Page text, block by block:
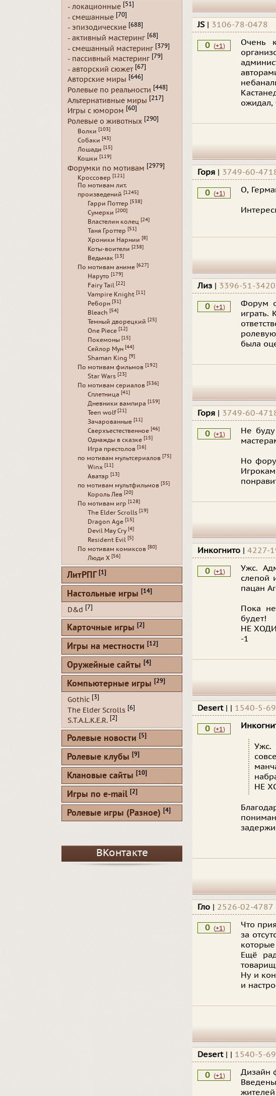
JS | 3106-78-0478
0 (+1)
Очень
ожидал,
Горя | 3749-60-
0 (+1) О,
Лиз | 3396-51-3420
0 (+1)
Форум
играть.
была
Горя | 3749-60-
0 (+1)
Не
Но
Инкогнито | 4227-
0 (+1)
Ужс.
слепой
пацан
Пока
будет!
НЕ
-1
Desert | | 1540-5-
0 (+1)
Ужс.
НЕ
Гло | 2526-02-4787
0 (+1)
Что
за
Ещё
Ну и
и
Desert | | 1540-5-
0 (+1)
Дизайн
- локационные [51]
- смешанные [70]
- эпизодические [688]
- активный мастеринг [68]
- смешанный мастеринг [379]
- пассивный мастеринг [79]
- авторский сюжет [67]
Авторские миры [646]
Ролевые по реальности [448]
Альтернативные миры [217]
Игры с юмором [60]
Ролевые о животных [290]
Волки [103]
Собаки [43]
Лошади [15]
Кошки [119]
Форумки по мотивам [2979]
Кроссовер [121]
По мотивам лит.
произведений [1245]
Гарри Поттер [538]
Сумерки [200]
Властелин колец [24]
Таня Гроттер [51]
Хроники Нарнии [8]
Коты-воители [238]
Ведьмак [13]
По мотивам аниме [627]
Наруто [179]
Fairy Tail [22]
Vampire Knight [11]
Реборн [31]
Bleach [54]
Темный дворецкий [25]
One Piece [12]
Покемоны [15]
Сейлор Мун [44]
Shaman King [9]
По мотивам фильмов [192]
Star Wars [23]
По мотивам сериалов [536]
Сплетница [41]
Дневники вампира [159]
Teen wolf [21]
Зачарованные [11]
Сверхъестественное [46]
Однажды в сказке [15]
Игра престолов [16]
по мотивам мультсериалов [75]
Winx [11]
Аватар [13]
по мотивам мультфильмов [35]
Король Лев [20]
По мотивам игр [128]
The Elder Scrolls [19]
Dragon Age [15]
Devil May Cry [4]
Resident Evil [5]
По мотивам комиксов [80]
Люди Х [56]
ЛитРПГ [1]
Настольные игры [14]
D&d [7]
Карточные игры [2]
Игры на местности [12]
Оружейные сайты [4]
Компьютерные игры [29]
Gothic [3]
The Elder Scrolls [6]
S.T.A.L.K.E.R. [2]
Ролевые новости [5]
Ролевые клубы [9]
Клановые сайты [10]
Игры по e-mail [2]
Ролевые игры (Разное) [4]
ВКонтакте